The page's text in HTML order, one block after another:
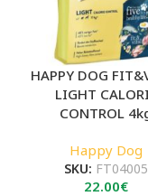
HAPPY DOG
LIGHT
CONTROL
Happy Dog
SKU: FT04005
22.00€